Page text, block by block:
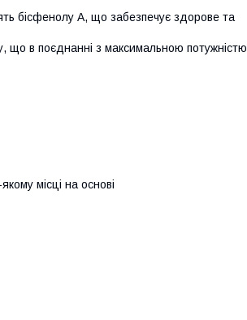
бісфенолу А, що забезпечує здорове та
що в поєднанні з максимальною потужністю
місці на основі